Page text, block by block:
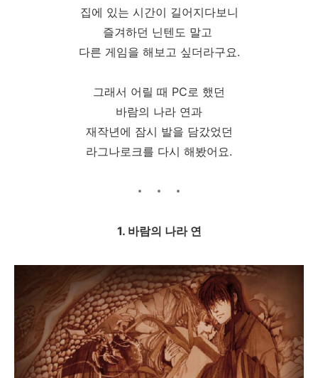
집에 있는 시간이 길어지다보니
즐겨하던 닌텐도 말고
다른 게임을 해보고 싶더라구요.
그래서 어릴 때 PC로 했던
바람의 나라 연과
재작년에 잠시 발을 담갔었던
라그나로크를 다시 해봤어요.
1. 바람의 나라 연